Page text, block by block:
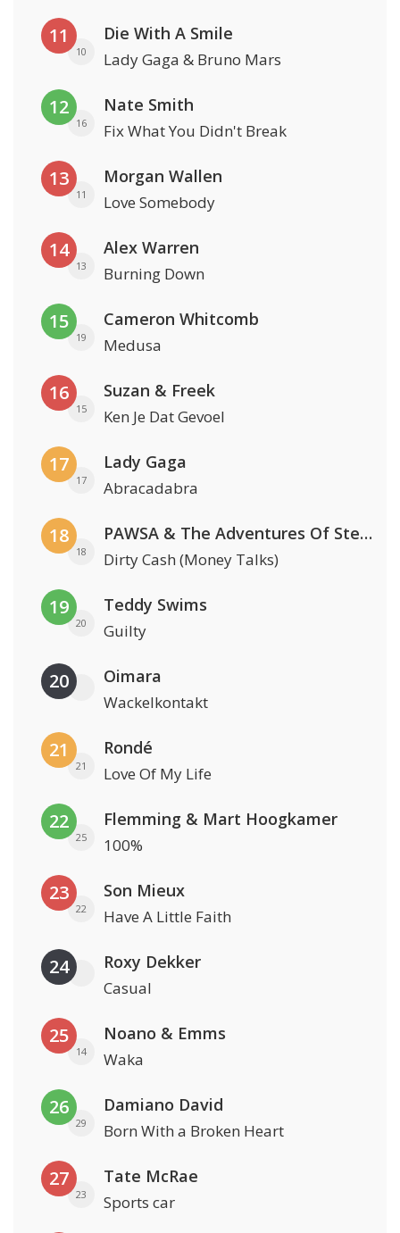
11
10
Die With A Smile
Lady Gaga & Bruno Mars
12
16
Nate Smith
Fix What You Didn't Break
13
11
Morgan Wallen
Love Somebody
14
13
Alex Warren
Burning Down
15
19
Cameron Whitcomb
Medusa
16
15
Suzan & Freek
Ken Je Dat Gevoel
17
17
Lady Gaga
Abracadabra
18
18
PAWSA & The Adventures Of Stevie V
Dirty Cash (Money Talks)
19
20
Teddy Swims
Guilty
20 Oimara
Wackelkontakt
21
21
Rondé
Love Of My Life
22
25
Flemming & Mart Hoogkamer
100%
23
22
Son Mieux
Have A Little Faith
24 Roxy Dekker
Casual
25
14
Noano & Emms
Waka
26
29
Damiano David
Born With a Broken Heart
27
23
Tate McRae
Sports car